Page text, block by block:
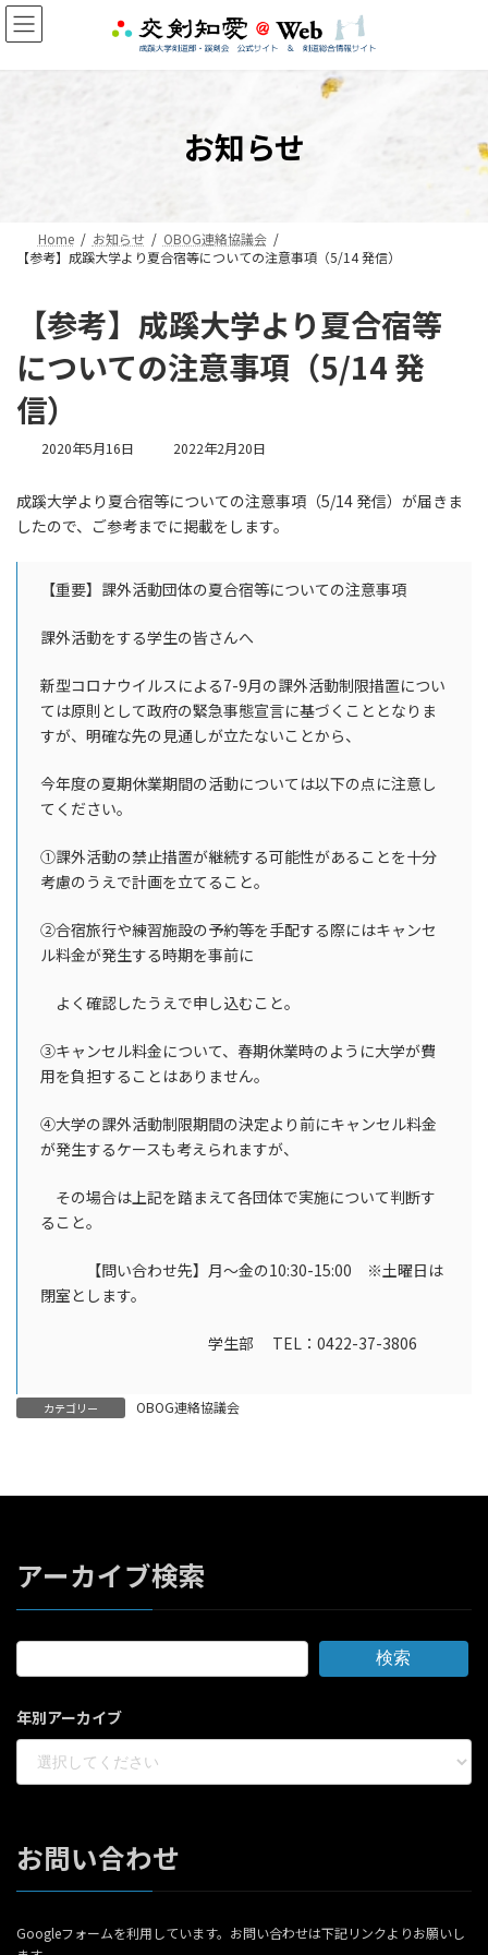
コ
ン
ン
ナ
ビ
ー
お知らせ
Home お知らせ
OBOG連絡協議会
【参考】成蹊大学より夏合宿等についての注意事項（5/14 発信）
【参考】成蹊大学より夏合宿等
についての注意事項（5/14 発
信）
2020年5月16日
最
新
日
2022年2月20日
成蹊大学より夏合宿等についての注意事項（5/14 発信）が届きま
したので、ご参考までに掲載をします。
【重要】課外活動団体の夏合宿等についての注意事項
課外活動をする学生の皆さんへ
新型コロナウイルスによる7-9月の課外活動制限措置につい
ては原則として政府の緊急事態宣言に基づくこととなりま
すが、明確な先の見通しが立たないことから、
今年度の夏期休業期間の活動については以下の点に注意し
てください。
①課外活動の禁止措置が継続する可能性があることを十分
考慮のうえで計画を立てること。
②合宿旅行や練習施設の予約等を手配する際にはキャンセ
ル料金が発生する時期を事前に
よく確認したうえで申し込むこと。
③キャンセル料金について、春期休業時のように大学が費
用を負担することはありません。
④大学の課外活動制限期間の決定より前にキャンセル料金
が発生するケースも考えられますが、
その場合は上記を踏まえて各団体で実施について判断す
ること。
【問い合わせ先】月～金の10:30-15:00 ※土曜日は
閉室とします。
学生部 TEL：0422-37-3806
カテゴリー OBOG連絡協議会
アーカイブ検索
検索
年別アーカイブ
お問い合わせ
Googleフォームを利用しています。お問い合わせは下記リンクよりお願いし